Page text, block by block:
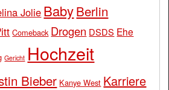
Jolie BabyBerlin
Comeback Drogen DSDS Ehe
Gericht Hochzeit
Bieber Kanye West Karriere